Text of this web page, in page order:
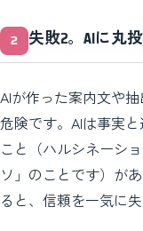
失敗2。AIに丸
AIが作った案内文や
危険です。AIは事実
こと（ハルシネーシ
ソ」のことです）が
ると、信頼を一気に失